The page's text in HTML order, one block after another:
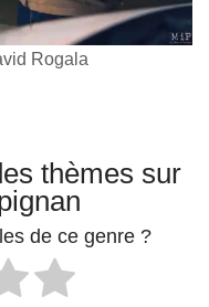
Rogala
thèmes sur
de ce genre ?